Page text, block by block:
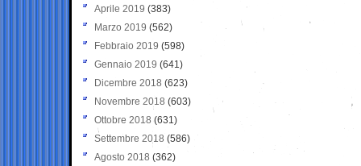
Aprile 2019 (383)
Marzo 2019 (562)
Febbraio 2019 (598)
Gennaio 2019 (641)
Dicembre 2018 (623)
Novembre 2018 (603)
Ottobre 2018 (631)
Settembre 2018 (586)
Agosto 2018 (362)